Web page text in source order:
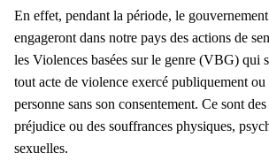
En effet, pendant la période, le gouvernement
engageront dans notre pays des actions de
les Violences basées sur le genre (VBG) qui
tout acte de violence exercé publiquement
personne sans son consentement. Ce sont
préjudice ou des souffrances physiques,
sexuelles.